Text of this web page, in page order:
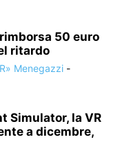
50 euro
ritardo
Menegazzi -
Simulator, la VR
a dicembre,